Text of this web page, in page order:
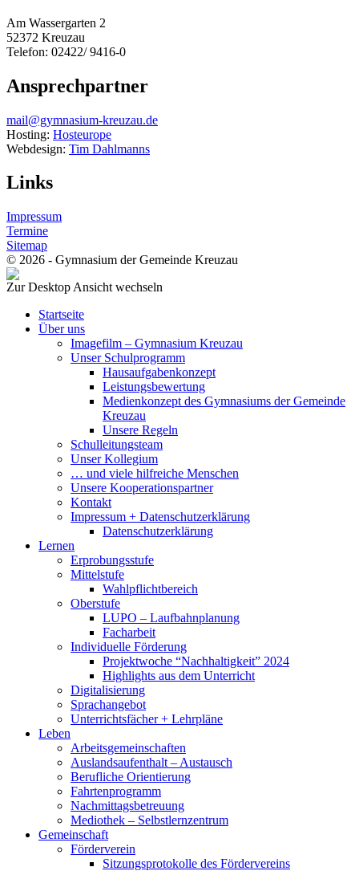
Am Wassergarten 2
52372 Kreuzau
Telefon: 02422/ 9416-0
Ansprechpartner
mail@gymnasium-kreuzau.de
Hosting: Hosteurope
Webdesign: Tim Dahlmanns
Links
Impressum
Termine
Sitemap
© 2026 - Gymnasium der Gemeinde Kreuzau
Zur Desktop Ansicht wechseln
Startseite
Über uns
Imagefilm – Gymnasium Kreuzau
Unser Schulprogramm
Hausaufgabenkonzept
Leistungsbewertung
Medienkonzept des Gymnasiums der Gemeinde
Kreuzau
Unsere Regeln
Schulleitungsteam
Unser Kollegium
… und viele hilfreiche Menschen
Unsere Kooperationspartner
Kontakt
Impressum + Datenschutzerklärung
Datenschutzerklärung
Lernen
Erprobungsstufe
Mittelstufe
Wahlpflichtbereich
Oberstufe
LUPO – Laufbahnplanung
Facharbeit
Individuelle Förderung
Projektwoche “Nachhaltigkeit” 2024
Highlights aus dem Unterricht
Digitalisierung
Sprachangebot
Unterrichtsfächer + Lehrpläne
Leben
Arbeitsgemeinschaften
Auslandsaufenthalt – Austausch
Berufliche Orientierung
Fahrtenprogramm
Nachmittagsbetreuung
Mediothek – Selbstlernzentrum
Gemeinschaft
Förderverein
Sitzungsprotokolle des Fördervereins